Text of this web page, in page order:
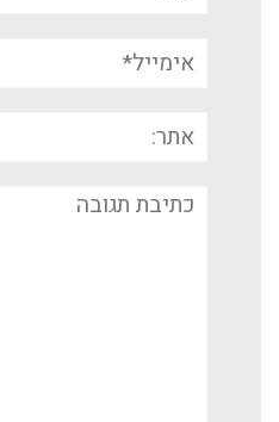
אימייל*
תגובה